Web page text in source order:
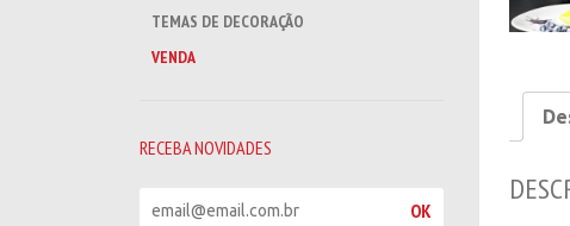
TEMAS DE DECORAÇÃO
VENDA
RECEBA NOVIDADES
OK